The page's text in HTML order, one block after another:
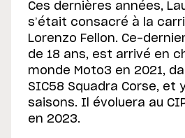
Ces dernières années,
s’était consacré à la
Lorenzo Fellon. Ce-
de 18 ans, est arrivé en
monde Moto3 en 2021,
SIC58 Squadra Corse, et
saisons. Il évoluera au
en 2023.